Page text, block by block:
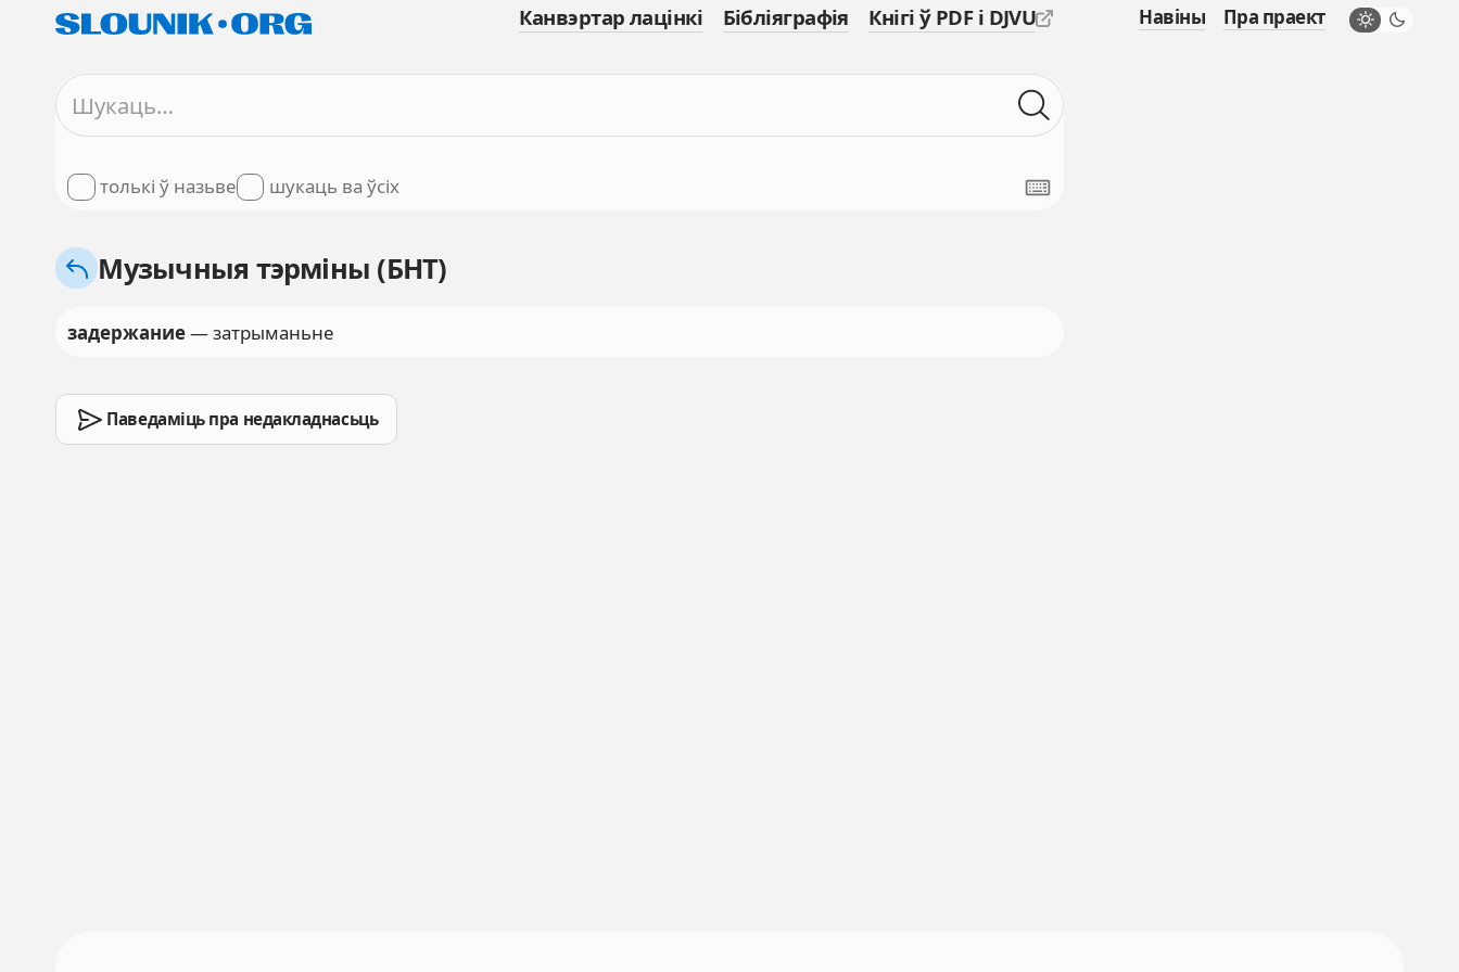
Канвэртар лацінкі Бібліяграфія Кнігі ў PDF і DJVU Навіны Пра праект
толькі ў назьве шукаць ва ўсіх
Музычныя тэрміны (БНТ)
задержание— затрыманьне
Паведаміць пра недакладнасьць